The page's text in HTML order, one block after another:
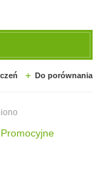
Do porównania